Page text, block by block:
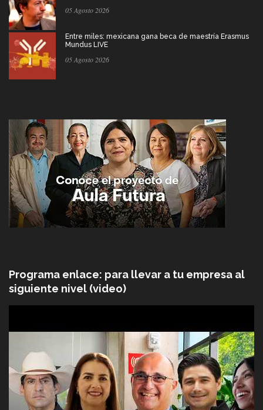
05 Agosto 2026
Entre miles: mexicana gana beca de maestría Erasmus
Mundus LIVE
05 Agosto 2026
Programa enlace: para llevar a tu empresa al
siguiente nivel (video)